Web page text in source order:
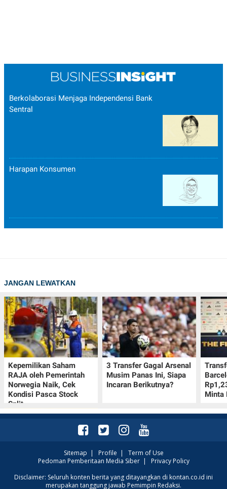
Berkolaborasi Menjaga Independensi Bank
Sentral
Harapan Konsumen
JANGAN LEWATKAN
Kepemilikan Saham
RAJA oleh Pemerintah
Norwegia Naik, Cek
Kondisi Pasca Stock
Split
3 Transfer Gagal Arsenal
Musim Panas Ini, Siapa
Incaran Berikutnya?
Minta
Cek Kumpulan Link
Twibbon Hari Pramuka
Sitemap | Profile | Term of Use
Pedoman Pemberitaan Media Siber| Privacy Policy
Disclaimer: Seluruh konten berita yang ditayangkan di kontan.co.id ini
merupakan tanggung jawab Pemimpin Redaksi.